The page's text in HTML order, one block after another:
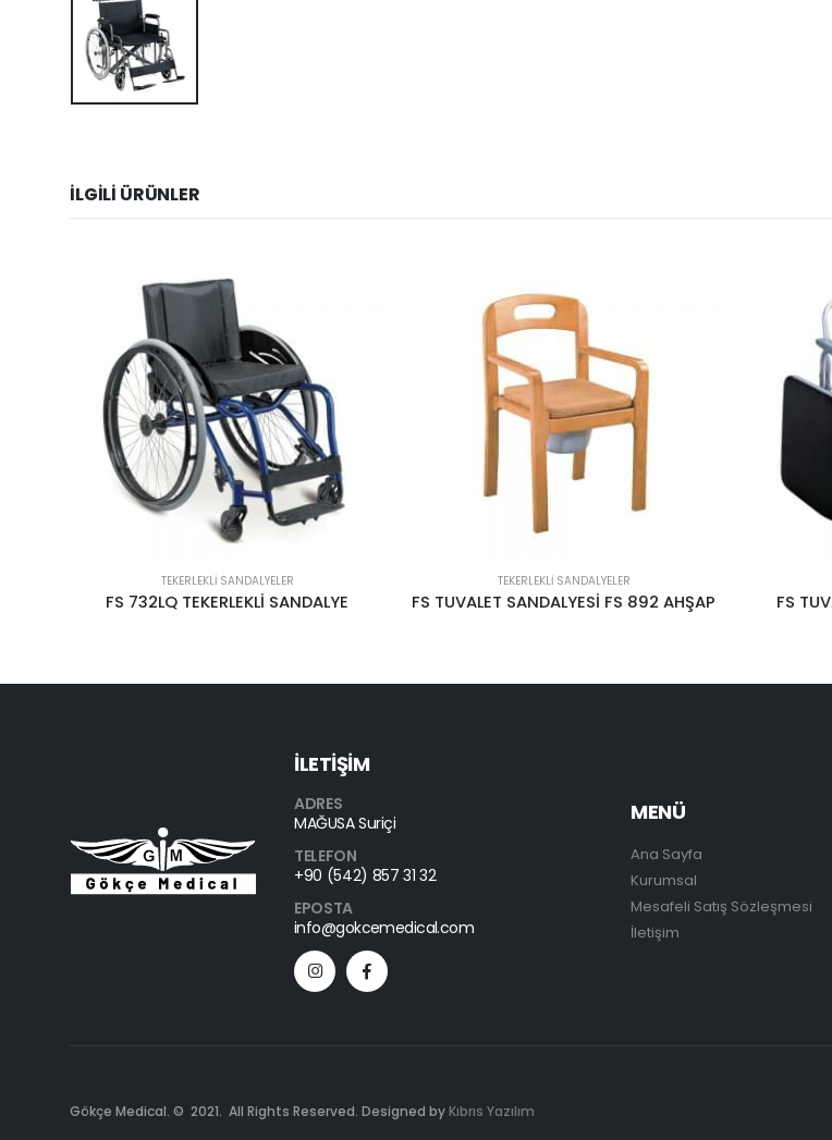
İLGILI ÜRÜNLER
TEKERLEKLI SANDALYELER
FS TUVALET SANDALYESİ FS 892 AHŞAP
TEKERLEKLI SANDALYELER
FS TUVALET SANDALYESİ FS 895 FS
İLETİŞİM
ADRES
MAĞUSA Suriçi
TELEFON
+90 (542) 857 31 32
EPOSTA
info@gokcemedical.com
MENÜ
Ana Sayfa
Kurumsal
Mesafeli Satış Sözleşmesi
İletişim
Gökçe Medical. © 2021. All Rights Reserved. Designed by Kıbrıs Yazılım